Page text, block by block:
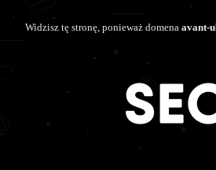
Widzisz tę stronę, ponieważ domena avant-